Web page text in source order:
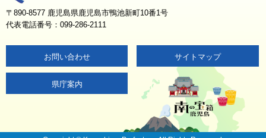
〒890-8577 鹿児島県鹿児島市鴨池新町10番1号
代表電話番号：099-286-2111
お問い合わせ サイトマップ
県庁案内